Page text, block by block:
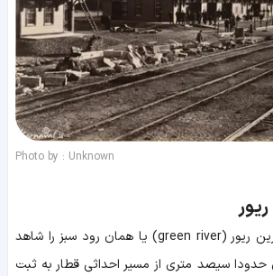
Photo by : Unknown
تصویری از کوه های گرین ریور (green river) یا همان رود سبز را شاهد
سیصد متری از مسیر احداثی قطار به ثبت